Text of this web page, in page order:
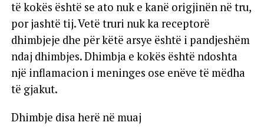
të kokës është se ato nuk e kanë origjinën në tru,
por jashtë tij. Vetë truri nuk ka receptorë
dhimbjeje dhe për këtë arsye është i pandjeshëm
ndaj dhimbjes. Dhimbja e kokës është ndoshta
një inflamacion i meninges ose enëve të mëdha
të gjakut.
Dhimbje disa herë në muaj